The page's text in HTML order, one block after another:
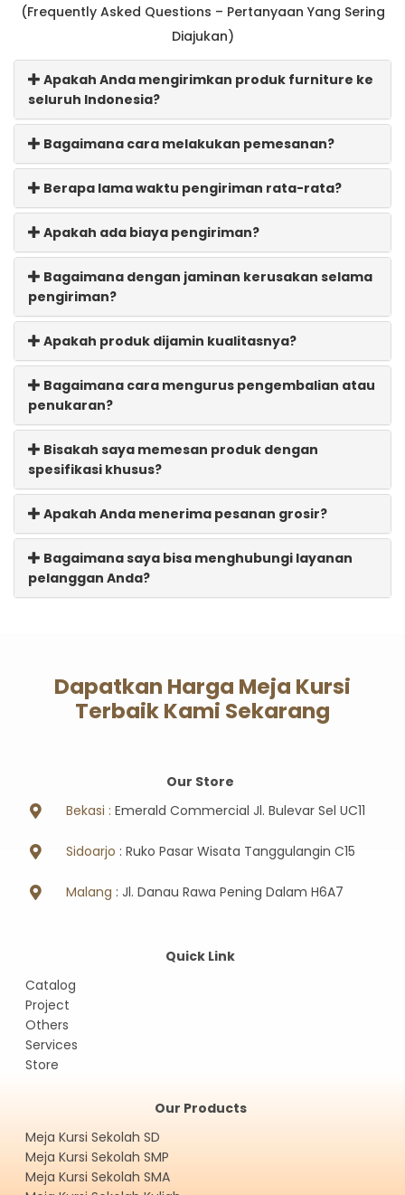
(Frequently Asked Questions – Pertanyaan Yang Sering
Diajukan)
Apakah Anda mengirimkan produk furniture ke
seluruh Indonesia?
Bagaimana cara melakukan pemesanan?
Berapa lama waktu pengiriman rata-rata?
Apakah ada biaya pengiriman?
Bagaimana dengan jaminan kerusakan selama
pengiriman?
Apakah produk dijamin kualitasnya?
Bagaimana cara mengurus pengembalian atau
penukaran?
Bisakah saya memesan produk dengan
spesifikasi khusus?
Apakah Anda menerima pesanan grosir?
Bagaimana saya bisa menghubungi layanan
pelanggan Anda?
Dapatkan Harga Meja Kursi
Terbaik Kami Sekarang
Our Store
Bekasi : Emerald Commercial Jl. Bulevar Sel UC11
Sidoarjo : Ruko Pasar Wisata Tanggulangin C15
Malang : Jl. Danau Rawa Pening Dalam H6A7
Quick Link
Catalog
Project
Others
Services
Store
Our Products
Meja Kursi Sekolah SD
Meja Kursi Sekolah SMP
Meja Kursi Sekolah SMA